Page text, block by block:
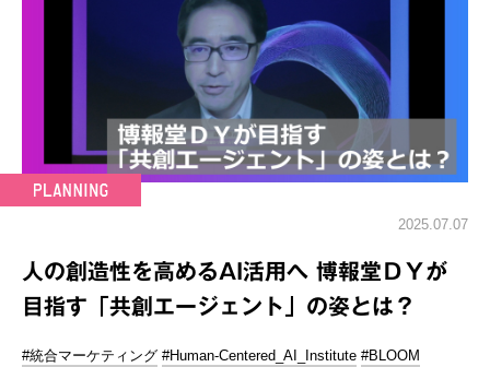
2025.07.07
人の創造性を高めるAI活用へ 博報堂ＤＹが
目指す「共創エージェント」の姿とは？
#統合マーケティング #Human-Centered_AI_Institute #BLOOM